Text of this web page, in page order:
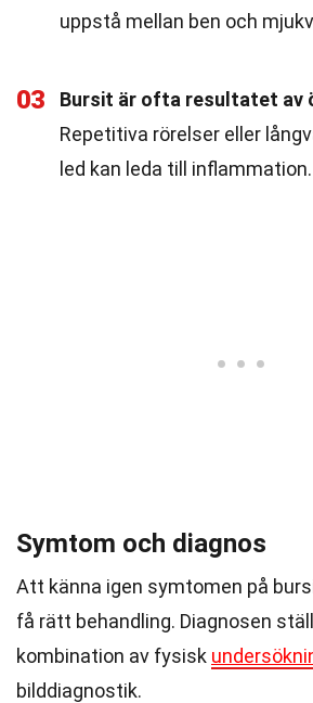
uppstå mellan ben och
03
Bursit är ofta resultatet av
Repetitiva rörelser eller
led kan leda till inflammation.
Symtom och diagnos
Att känna igen symtomen på
få rätt behandling. Diagnosen
kombination av fysisk
bilddiagnostik.